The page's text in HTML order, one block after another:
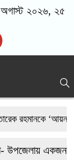
অগাস্ট ২০২৬, ২৫
রহমানকে ‘আয়নাঘরে’
উপজেলায় একজন